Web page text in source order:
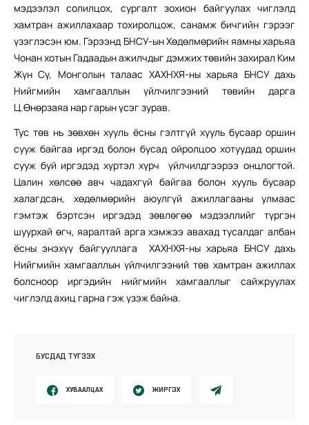
мэдээлэл солилцох, сургалт зохион байгуулах чиглэлд
хамтран ажиллахаар тохиролцож, санамж бичгийн гэрээг
үзэглэсэн юм. Гэрээнд БНСУ-ын Хөдөлмөрийн яамны харъяа
Чонан хотын Гадаадын ажилчдыг дэмжих төвийн захирал Ким
Жүн Сү, Монголын талаас ХАХНХЯ-ны харьяа БНСУ дахь
Нийгмийн хамгааллын үйлчилгээний төвийн дарга
Ц.Өнөрзаяа нар гарын үсэг зурав.
Тус төв нь зөвхөн хууль ёсны гэлтгүй хууль бусаар оршин
сууж байгаа иргэд болон бусад ойролцоо хотуудад оршин
сууж буй иргэдэд хүртэл хүрч үйлчилдгээрээ онцлогтой.
Цалин хөлсөө авч чадахгүй байгаа болон хууль бусаар
халагдсан, хөдөлмөрийн аюулгүй ажиллагааны улмаас
гэмтэж бэртсэн иргэдэд зөвлөгөө мэдээллийг түргэн
шуурхай өгч, яаралтай арга хэмжээ авахад тусалдаг албан
ёсны энэхүү байгууллага ХАХНХЯ-ны харьяа БНСУ дахь
Нийгмийн хамгааллын үйлчилгээний төв хамтран ажиллах
болсноор иргэдийн нийгмийн хамгааллыг сайжруулах
чиглэлд ахиц гарна гэж үзэж байна.
БУСДАД ТҮГЭЭХ
ХУВААЛЦАХ ЖИРГЭХ